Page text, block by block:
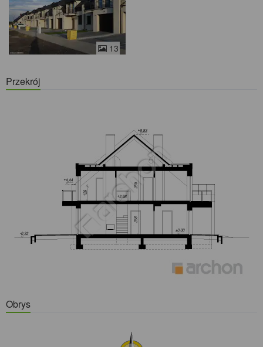
13
Przekrój
Obrys